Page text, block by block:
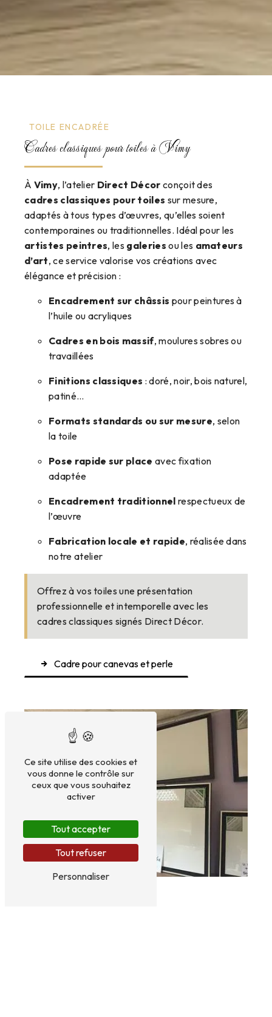
TOILE ENCADRÉE
Cadres classiques pour toiles à Vimy
À Vimy, l’atelier Direct Décor conçoit des
cadres classiques pour toiles sur mesure,
adaptés à tous types d’œuvres, qu’elles soient
contemporaines ou traditionnelles. Idéal pour les
artistes peintres, les galeries ou les amateurs
d’art, ce service valorise vos créations avec
élégance et précision :
Encadrement sur châssis pour peintures à
l’huile ou acryliques
Cadres en bois massif, moulures sobres ou
travaillées
Finitions classiques : doré, noir, bois naturel,
patiné…
Formats standards ou sur mesure, selon
la toile
Pose rapide sur place avec fixation
adaptée
Encadrement traditionnel respectueux de
l’œuvre
Fabrication locale et rapide, réalisée dans
notre atelier
Offrez à vos toiles une présentation
professionnelle et intemporelle avec les
cadres classiques signés Direct Décor.
Cadre pour canevas et perle
Ce site utilise des cookies et
vous donne le contrôle sur
ceux que vous souhaitez
activer
Tout accepter
Tout refuser
Personnaliser